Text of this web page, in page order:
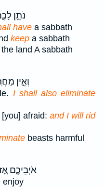
נֹתֵ֣ן
have a sabbath
keep a sabbath
the land A sabbath
וְאֵ֣ין
I shall also eliminate
afraid: and I will rid
beasts harmful
אֹיְבֵיכֶ֑ם